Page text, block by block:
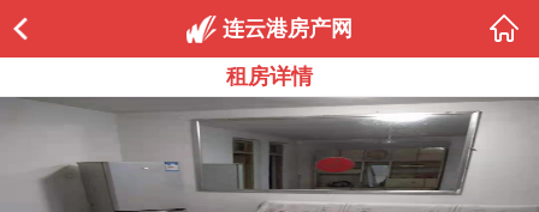
连云港房产网
租房详情